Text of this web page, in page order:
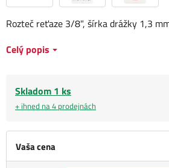
Vaša cena
Rozteč reťaze 3/8", šírka drážky 1,3
Celý popis
Skladom 1 ks
+ ihned na 4 prodejnách